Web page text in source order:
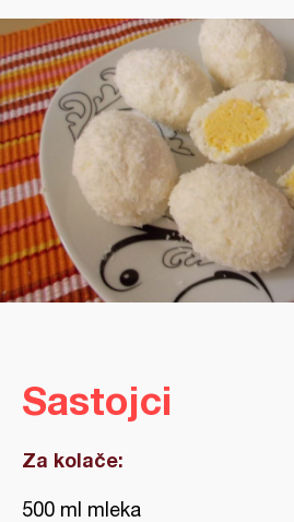
Sastojci
Za kolače:
500 ml mleka